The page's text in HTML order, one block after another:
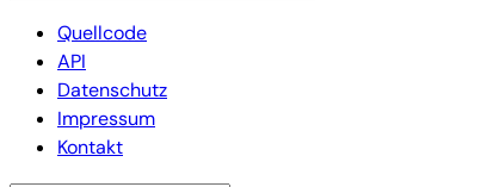
Quellcode
API
Datenschutz
Impressum
Kontakt